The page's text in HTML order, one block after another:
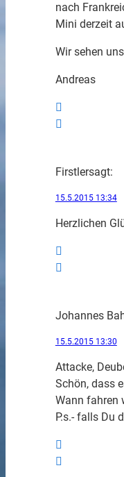
nach
Mini derzeit
Wir sehen
Andreas
Firstlersagt:
15.5.2015 13:34
Herzlichen
Johannes
15.5.2015 13:30
Attacke,
Schön, dass
Wann fahren
P.s.- falls Du